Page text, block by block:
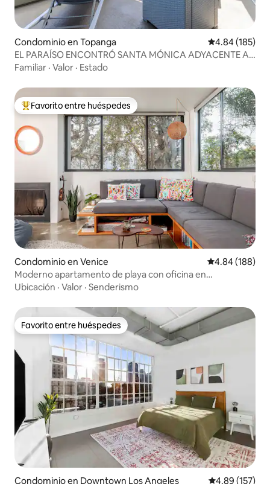
Condominio en Topanga Calificación
4.84 (185)
EL PARAÍSO ENCONTRÓ SANTA MÓNICA ADYACENTE A 2
dormitorios
Familiar · Valor · Estado
De los mejores en Favorito entre huéspedes
Favorito entre huéspedes
Condominio en Venice Calificación
4.84 (188)
Moderno apartamento de playa con oficina en
Marina/Venice
Ubicación · Valor · Senderismo
Favorito entre huéspedes
Favorito entre huéspedes
Condominio en Downtown Los Angeles Calificación
4.89 (157)